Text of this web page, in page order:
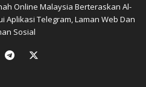
Online Malaysia Berteraskan Al-
Aplikasi Telegram, Laman Web Dan
Sosial